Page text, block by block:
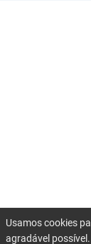
Usamos cookies
agradável